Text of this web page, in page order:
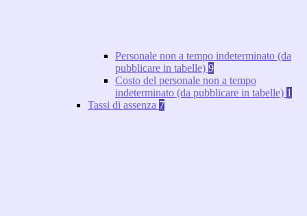
Personale non a tempo indeterminato (da
pubblicare in tabelle) 9
Costo del personale non a tempo
indeterminato (da pubblicare in tabelle) 1
Tassi di assenza 7